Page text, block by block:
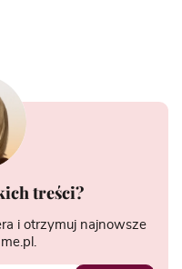
treści?
i otrzymuj najnowsze